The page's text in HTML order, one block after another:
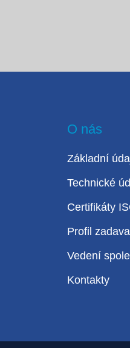
O nás
Základní
Technické
Certifikáty
Profil
Vedení
Kontakty